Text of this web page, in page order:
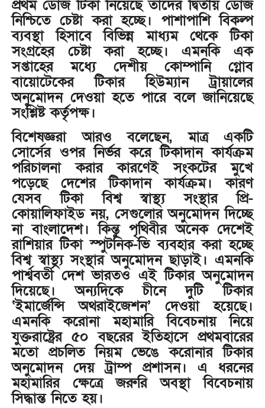
প্রথম ডোজ টিকা নিয়েছে তাদের দ্বিতীয় ডোজ
নিশ্চিতে চেষ্টা করা হচ্ছে। পাশাপাশি বিকল্প
ব্যবস্থা হিসাবে বিভিন্ন মাধ্যম থেকে টিকা
সংগ্রহের চেষ্টা করা হচ্ছে। এমনকি এক
সপ্তাহের মধ্যে দেশীয় কোম্পানি গ্লোব
বায়োটেকের টিকার হিউম্যান ট্রায়ালের
অনুমোদন দেওয়া হতে পারে বলে জানিয়েছে
সংশ্লিষ্ট কর্তৃপক্ষ।
বিশেষজ্ঞরা আরও বলেছেন, মাত্র একটি
সোর্সের ওপর নির্ভর করে টিকাদান কার্যক্রম
পরিচালনা করার কারণেই সংকটের মুখে
পড়েছে দেশের টিকাদান কার্যক্রম। কারণ
যেসব টিকা বিশ্ব স্বাস্থ্য সংস্থার প্রি-
কোয়ালিফাইড নয়, সেগুলোর অনুমোদন দিচ্ছে
না বাংলাদেশ। কিন্তু পৃথিবীর অনেক দেশেই
রাশিয়ার টিকা স্পুটনিক-ভি ব্যবহার করা হচ্ছে
বিশ্ব স্বাস্থ্য সংস্থার অনুমোদন ছাড়াই। এমনকি
পার্শ্ববর্তী দেশ ভারতও এই টিকার অনুমোদন
দিয়েছে। অন্যদিকে চীনে দুটি টিকার
‘ইমার্জেন্সি অথরাইজেশন’ দেওয়া হয়েছে।
এমনকি করোনা মহামারি বিবেচনায় নিয়ে
যুক্তরাষ্ট্রের ৫০ বছরের ইতিহাসে প্রথমবারের
মতো প্রচলিত নিয়ম ভেঙে করোনার টিকার
অনুমোদন দেয় ট্রাম্প প্রশাসন। এ ধরনের
মহামারির ক্ষেত্রে জরুরি অবস্থা বিবেচনায়
সিদ্ধান্ত নিতে হয়।